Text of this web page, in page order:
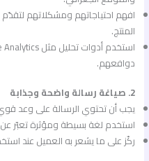
افهم احتياجاتهم ومشكلاتهم
المنتج.
دوافعهم.
2. صياغة رسالة واضحة وجذابة
يجب أن تحتوي الرسالة على وعد
استخدم لغة بسيطة ومؤثرة تعبّر عن
ركّز على ما يشعر به العميل عند